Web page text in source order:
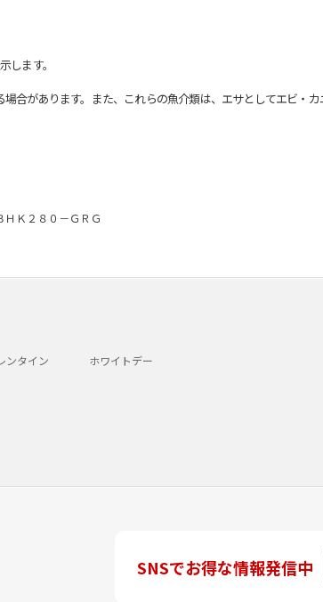
ます。
があります。また、これらの魚介類は、エサとしてエビ・カ
Ｋ２８０－ＧＲＧ
ンタイン ホワイトデー
SNSでお得な情報発信中